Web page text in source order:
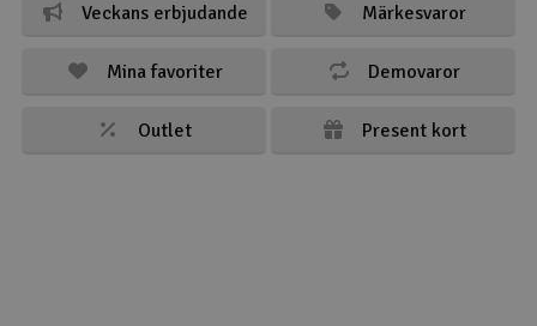
Veckans erbjudande Märkesvaror
Mina favoriter Demovaror
Outlet Present kort